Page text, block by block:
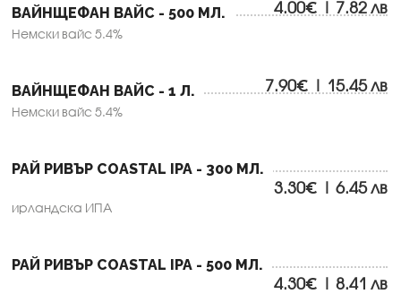
ВАЙНЩЕФАН ВАЙС - 500 МЛ. 4.00€ | 7.82 лв
Немски вайс 5.4%
ВАЙНЩЕФАН ВАЙС - 1 Л. 7.90€ | 15.45 лв
Немски вайс 5.4%
РАЙ РИВЪР COASTAL IPA - 300 МЛ.
3.30€ | 6.45 лв
ирландска ИПА
РАЙ РИВЪР COASTAL IPA - 500 МЛ.
4.30€ | 8.41 лв